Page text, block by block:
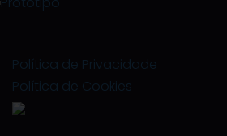
Política de Privacidade
Política de Cookies